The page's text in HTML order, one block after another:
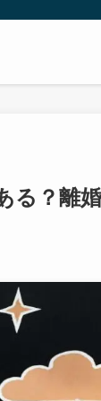
る？離